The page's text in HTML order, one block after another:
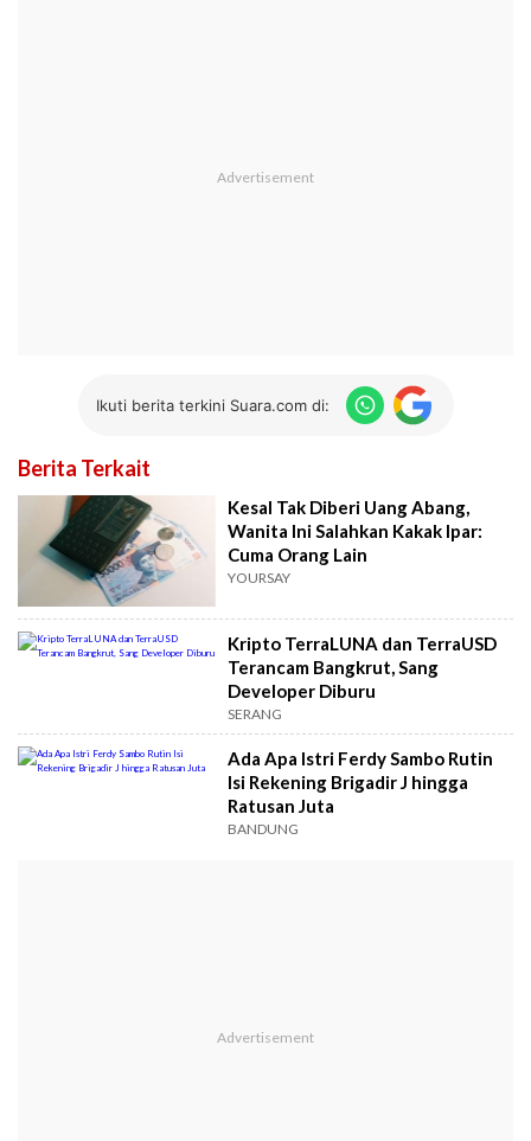
Ikuti berita terkini Suara.com di:
Berita Terkait
Kesal Tak Diberi Uang Abang,
Wanita Ini Salahkan Kakak Ipar:
Cuma Orang Lain
YOURSAY
Kripto TerraLUNA dan TerraUSD
Terancam Bangkrut, Sang
Developer Diburu
SERANG
Ada Apa Istri Ferdy Sambo Rutin
Isi Rekening Brigadir J hingga
Ratusan Juta
BANDUNG